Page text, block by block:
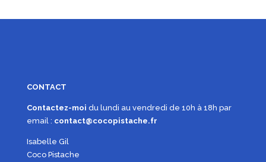
CONTACT
Contactez-moi du lundi au vendredi de 10h à 18h par
email : contact@cocopistache.fr
Isabelle Gil
Coco Pistache